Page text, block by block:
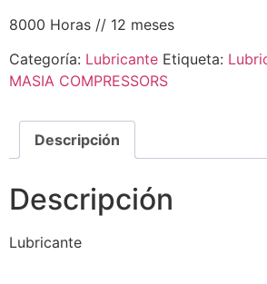
8000 Horas // 12 meses
Categoría: Lubricante Etiqueta:
MASIA COMPRESSORS
Descripción
Descripción
Lubricante